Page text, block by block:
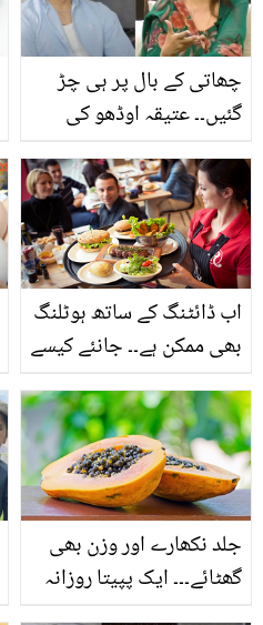
چھاتی کے بال پر ہی چڑ
گئیں۔۔ عتیقہ اوڈھو کی
مزید کیسے تپایا؟
اب ڈائٹنگ کے ساتھ ہوٹلنگ
بھی ممکن ہے۔۔ جانئے کیسے
صحت برقرار رکھ سکتے
ہیں؟
جلد نکھارے اور وزن بھی
گھٹائے۔۔۔ ایک پپیتا روزانہ